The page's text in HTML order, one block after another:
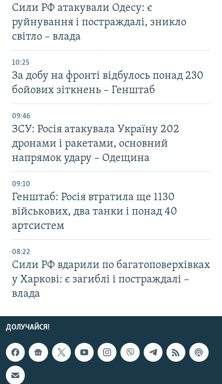
Сили РФ атакували Одесу: є
руйнування і постраждалі, зникло
світло – влада
10:25
За добу на фронті відбулось понад 230
бойових зіткнень – Генштаб
09:46
ЗСУ: Росія атакувала Україну 202
дронами і ракетами, основний
напрямок удару – Одещина
09:10
Генштаб: Росія втратила ще 1130
військових, два танки і понад 40
артсистем
08:22
Сили РФ вдарили по багатоповерхівках
у Харкові: є загиблі і постраждалі –
влада
ДОЛУЧАЙСЯ!